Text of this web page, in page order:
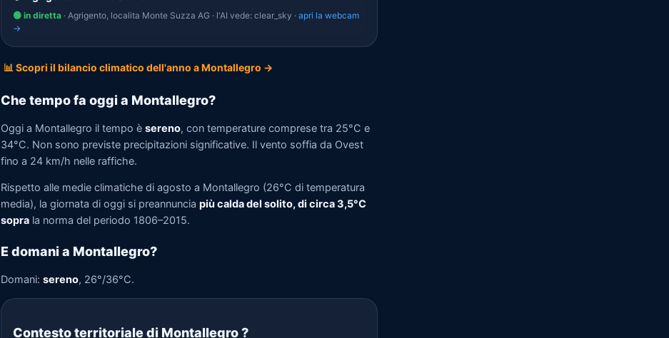
🟢 in diretta · Agrigento, localita Monte Suzza AG · l'AI vede: clear_sky · apri la webcam
→
📊 Scopri il bilancio climatico dell'anno a Montallegro →
Che tempo fa oggi a Montallegro?
Oggi a Montallegro il tempo è sereno, con temperature comprese tra 25°C e
34°C. Non sono previste precipitazioni significative. Il vento soffia da Ovest
fino a 24 km/h nelle raffiche.
Rispetto alle medie climatiche di agosto a Montallegro (26°C di temperatura
media), la giornata di oggi si preannuncia più calda del solito, di circa 3,5°C
sopra la norma del periodo 1806–2015.
E domani a Montallegro?
Domani: sereno, 26°/36°C.
Contesto territoriale di Montallegro?